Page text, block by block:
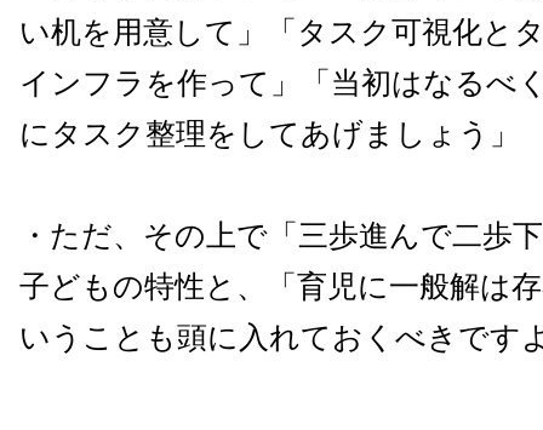
い机を用意して」「タスク可視化と
インフラを作って」「当初はなるべ
にタスク整理をしてあげましょう」
・ただ、その上で「三歩進んで二歩
子どもの特性と、「育児に一般解は
いうことも頭に入れておくべきです